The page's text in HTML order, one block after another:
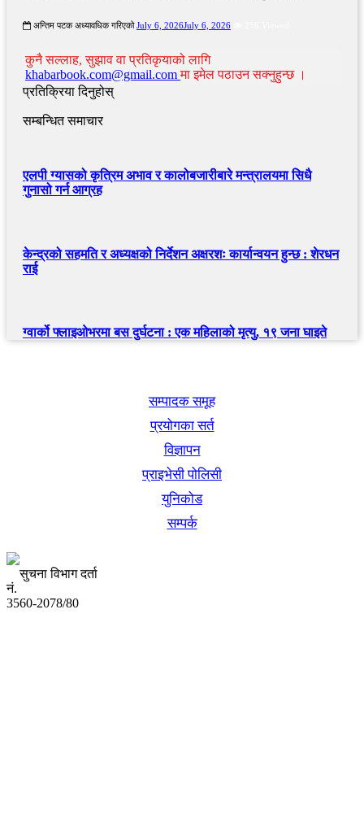
अन्तिम पटक अध्यावधिक गरिएको July 6, 2026July 6, 2026
कुनै सल्लाह, सुझाव वा प्रतिकृयाको लागि
khabarbook.com@gmail.comमा इमेल पठाउन सक्नुहुन्छ ।
प्रतिक्रिया दिनुहोस्
सम्बन्धित समाचार
एलपी ग्यासको कृत्रिम अभाव र कालोबजारीबारे मन्त्रालयमा सिधै
गुनासो गर्न आग्रह
केन्द्रको सहमति र अध्यक्षको निर्देशन अक्षरशः कार्यान्वयन हुन्छ : शेरधन
राई
ग्वार्को फ्लाइओभरमा बस दुर्घटना : एक महिलाको मृत्यु, १९ जना घाइते
सम्पादक समूह
प्रयोगका सर्त
विज्ञापन
प्राइभेसी पोलिसी
युनिकोड
सम्पर्क
सुचना विभाग दर्ता
नं.
3560-2078/80